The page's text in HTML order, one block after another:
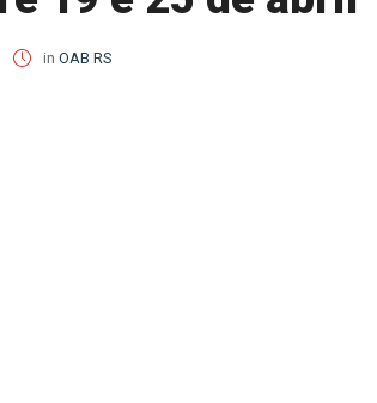
in OAB RS